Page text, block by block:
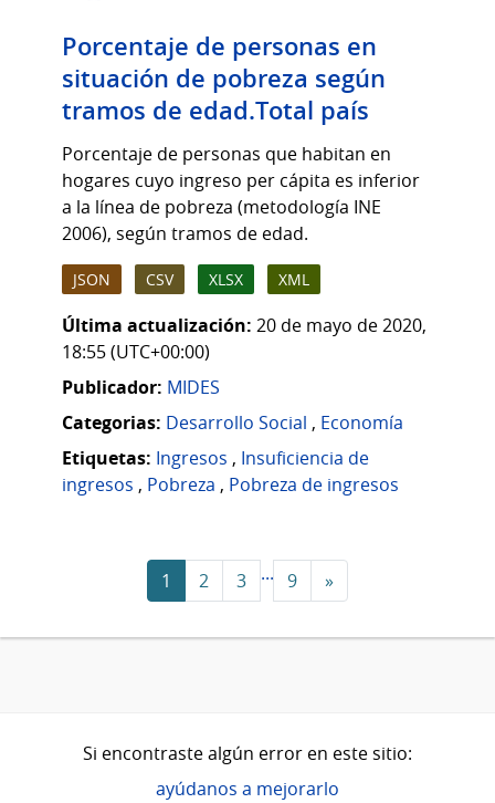
Porcentaje de personas en
situación de pobreza según
tramos de edad.Total país
Porcentaje de personas que habitan en
hogares cuyo ingreso per cápita es inferior
a la línea de pobreza (metodología INE
2006), según tramos de edad.
JSON CSV XLSX XML
Última actualización: 20 de mayo de 2020,
18:55 (UTC+00:00)
Publicador: MIDES
Categorias: Desarrollo Social , Economía
Etiquetas: Ingresos , Insuficiencia de
ingresos , Pobreza , Pobreza de ingresos
1 2 3 ... 9 »
Si encontraste algún error en este sitio:
ayúdanos a mejorarlo